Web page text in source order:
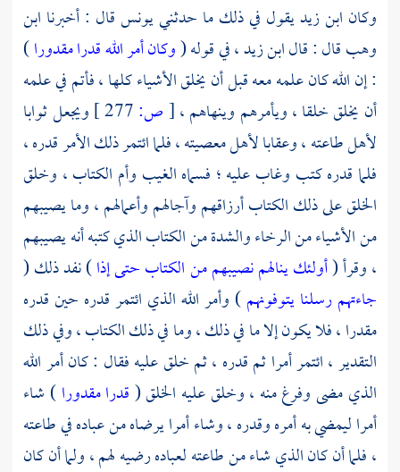
وكان ابن زيديقول في ذلك ما حدثنييونسقال : أخبرنا ابن
وهبقال : قالابن زيد ،في قوله (وكان أمر الله قدرا مقدورا)
: إن الله كان علمه معه قبل أن يخلق الأشياء كلها ، فأتم في علمه
أن يخلق خلقا ، ويأمرهم وينهاهم ،[ص:
ويجعل ثوابا
لأهل طاعته ، وعقابا لأهل معصيته ، فلما ائتمر ذلك الأمر قدره ،
فلما قدره كتب وغاب عليه ؛ فسماه الغيب وأم الكتاب ، وخلق
الخلق على ذلك الكتاب أرزاقهم وآجالهم وأعمالهم ، وما يصيبهم
من الأشياء من الرخاء والشدة من الكتاب الذي كتبه أنه يصيبهم
، وقرأ (أولئك ينالهم نصيبهم من الكتاب حتى إذا) نفد ذلك (
جاءتهم رسلنا يتوفونهم) وأمر الله الذي ائتمر قدره حين قدره
مقدرا ، فلا يكون إلا ما في ذلك ، وما في ذلك الكتاب ، وفي ذلك
التقدير ، ائتمر أمرا ثم قدره ، ثم خلق عليه فقال : كان أمر الله
الذي مضى وفرغ منه ، وخلق عليه الخلق (قدرا مقدورا) شاء
أمرا ليمضي به أمره وقدره ، وشاء أمرا يرضاه من عباده في طاعته
، فلما أن كان الذي شاء من طاعته لعباده رضيه لهم ، ولما أن كان